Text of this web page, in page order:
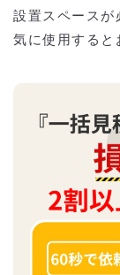
設置スペースが
気に使用すると